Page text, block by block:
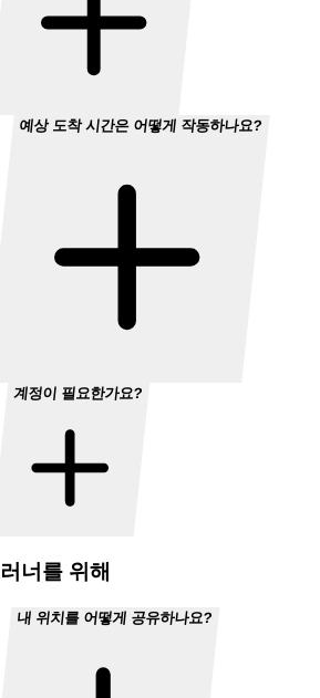
예상 도착 시간은 어떻게 작동하나요?
계정이 필요한가요?
러너를 위해
내 위치를 어떻게 공유하나요?